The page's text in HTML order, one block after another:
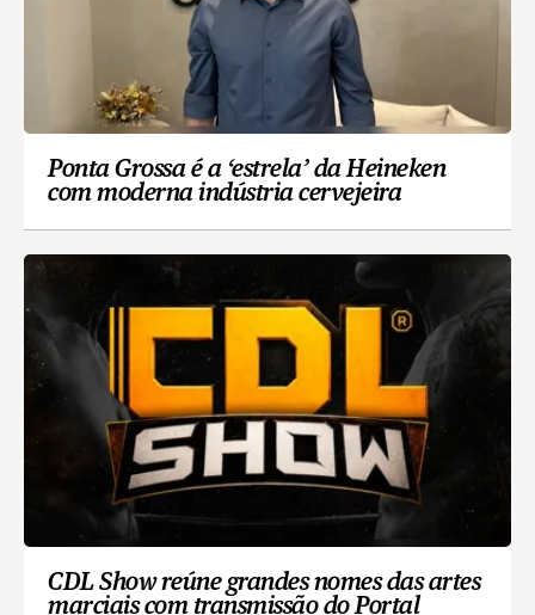
Ponta Grossa é a ‘estrela’ da Heineken
com moderna indústria cervejeira
CDL Show reúne grandes nomes das artes
marciais com transmissão do Portal